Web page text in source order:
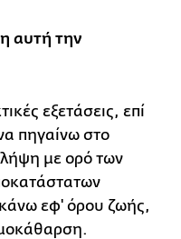
αυτή την
εξετάσεις, επί
πηγαίνω στο
λήψη με ορό των
εφ' όρου ζωής,